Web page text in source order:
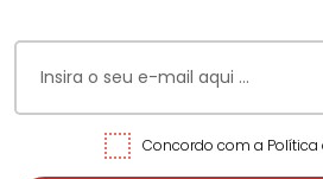
Concordo com a Política